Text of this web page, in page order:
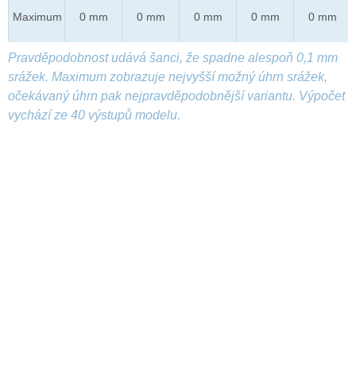
Maximum 0 mm 0 mm 0 mm 0 mm 0 mm
Pravděpodobnost udává šanci, že spadne alespoň 0,1 mm
srážek. Maximum zobrazuje nejvyšší možný úhrn srážek,
očekávaný úhrn pak nejpravděpodobnější variantu. Výpočet
vychází ze 40 výstupů modelu.